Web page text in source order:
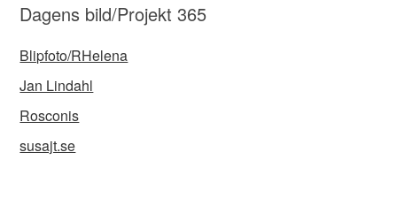
Dagens bild/Projekt 365
Blipfoto/RHelena
Jan Lindahl
Rosconis
susajt.se